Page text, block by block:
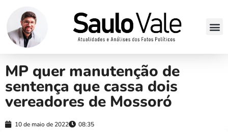
MP quer manutenção de
sentença que cassa dois
vereadores de Mossoró
10 de maio de 2022 08:35